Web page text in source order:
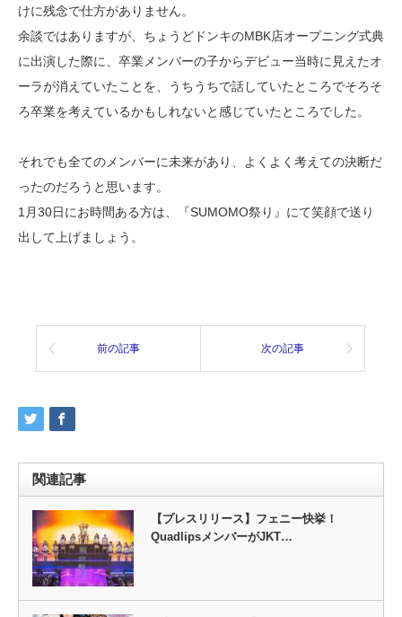
けに残念で仕方がありません。
余談ではありますが、ちょうどドンキのMBK店オープニング式典
に出演した際に、卒業メンバーの子からデビュー当時に見えたオ
ーラが消えていたことを、うちうちで話していたところでそろそ
ろ卒業を考えているかもしれないと感じていたところでした。
それでも全てのメンバーに未来があり、よくよく考えての決断だ
ったのだろうと思います。
1月30日にお時間ある方は、『SUMOMO祭り』にて笑顔で送り
出して上げましょう。
前の記事 次の記事
関連記事
【プレスリリース】フェニー快挙！
QuadlipsメンバーがJKT…